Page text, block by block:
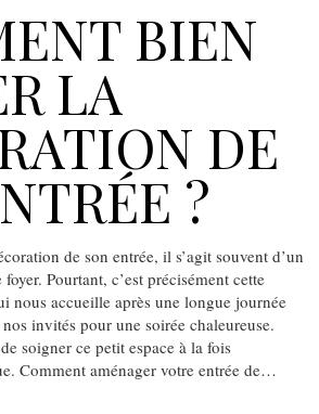
BIEN
LA
DE
?
de son entrée, il s’agit souvent d’un
Pourtant, c’est précisément cette
nous accueille après une longue journée
invités pour une soirée chaleureuse.
soigner ce petit espace à la fois
Comment aménager votre entrée de…